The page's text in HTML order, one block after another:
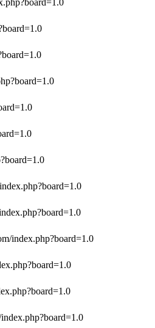
index.php?board=1.0